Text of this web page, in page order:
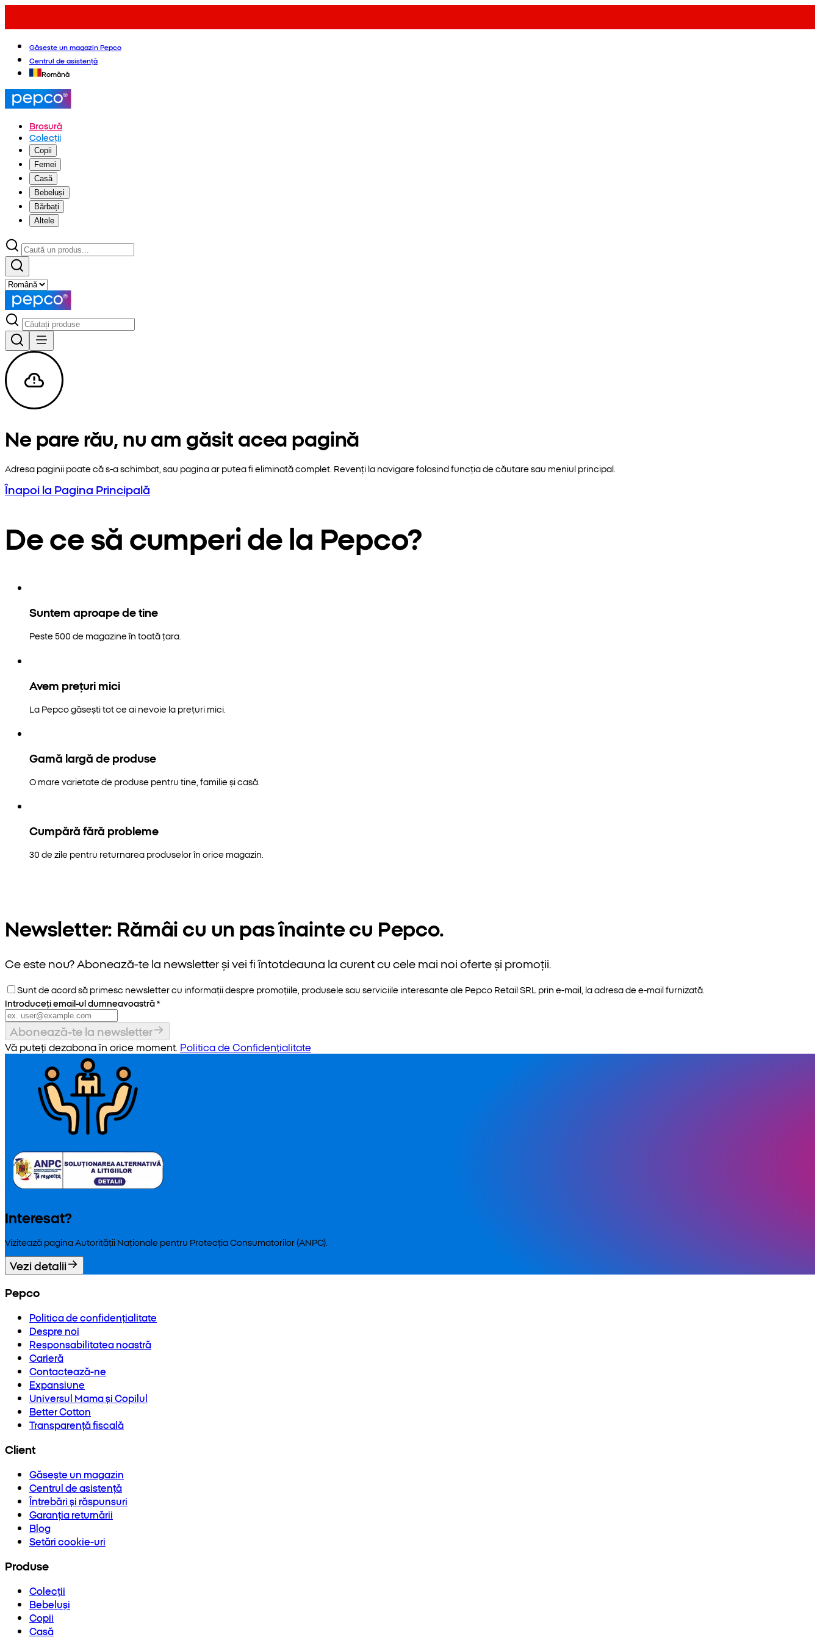
Găsește un magazin Pepco
Centrul de asistență
Română
Broșură
Colecții
Copii
Femei
Casă
Bebeluși
Bărbați
Altele
Ne pare rău, nu am găsit acea pagină
Adresa paginii poate că s-a schimbat, sau pagina ar putea fi eliminată complet. Revenți la navigare folosind funcția de căutare sau meniul principal.
Înapoi la Pagina Principală
De ce să cumperi de la Pepco?
Suntem aproape de tine
Peste 500 de magazine în toată țara.
Avem prețuri mici
La Pepco găsești tot ce ai nevoie la prețuri mici.
Gamă largă de produse
O mare varietate de produse pentru tine, familie și casă.
Cumpără fără probleme
30 de zile pentru returnarea produselor în orice magazin.
Newsletter: Rămâi cu un pas înainte cu Pepco.
Ce este nou? Abonează-te la newsletter și vei fi întotdeauna la curent cu cele mai noi oferte și promoții.
Sunt de acord să primesc newsletter cu informații despre promoțiile, produsele sau serviciile interesante ale Pepco Retail SRL prin e-mail, la adresa de e-mail furnizată.
Introduceți email-ul dumneavoastră*
Abonează-te la newsletter
Vă puteți dezabona în orice moment. Politica de Confidențialitate
Interesat?
Vizitează pagina Autorității Naționale pentru Protecția Consumatorilor (ANPC).
Vezi detalii
Pepco
Politica de confidențialitate
Despre noi
Responsabilitatea noastră
Carieră
Contactează-ne
Expansiune
Universul Mama și Copilul
Better Cotton
Transparență fiscală
Client
Găsește un magazin
Centrul de asistență
Întrebări și răspunsuri
Garanția returnării
Blog
Setări cookie-uri
Produse
Colecții
Bebeluși
Copii
Casă